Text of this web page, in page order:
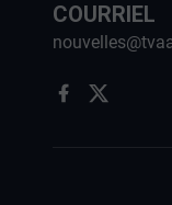
COURRIEL